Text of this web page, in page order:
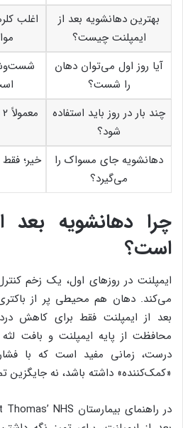
بهترین دهانشویه بعد از
ایمپلنت چیست؟
اغلب
آیا روز اول می‌توان دهان
را شست؟
چند بار در روز باید استفاده
شود؟
دهانشویه جای مسواک را
می‌گیرد؟
خیر؛
چرا دهانشویه بعد
است؟
ایمپلنت در روزهای اول، یک زخم
می‌کند. دهان هم محیطی پر از
بعد از ایمپلنت فقط برای کاهش
محافظت از پایه ایمپلنت و بافت
درست، زمانی مفید است که با
«کمک‌کننده» داشته باشد، نه جایگزین